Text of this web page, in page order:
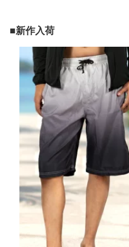
■新作入荷